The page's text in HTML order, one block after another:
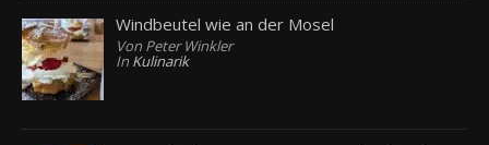
Windbeutel wie an der Mosel
Von Peter Winkler
In Kulinarik